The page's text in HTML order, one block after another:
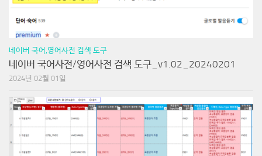
네이버 국어,영어사전 검색 도구
네이버 국어사전/영어사전 검색 도구_v1.02_20240201
2024년 02월 01일